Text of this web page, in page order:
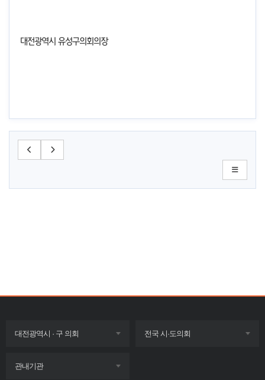
대전광역시 유성구의회의장
대전광역시 · 구 의회 전국 시·도의회
관내기관